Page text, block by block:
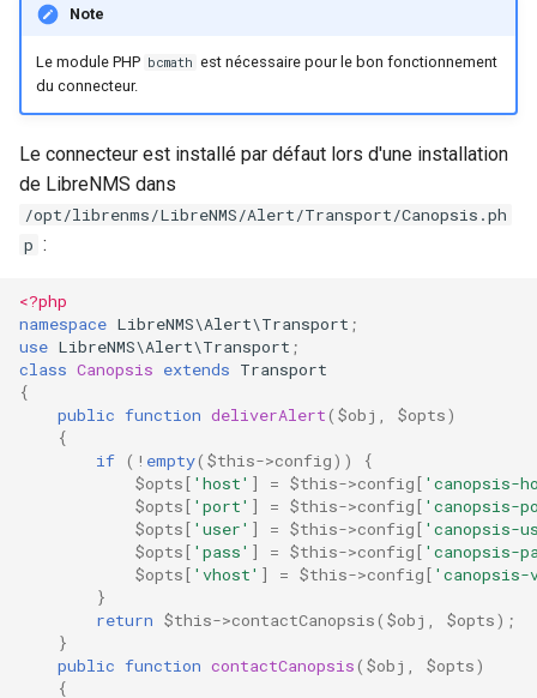
Gestion fixtures
suivant
Utilisateurs
Note
Le module PHP bcmath est nécessaire pour le bon fonctionnement
du connecteur.
Le connecteur est installé par défaut lors d'une installation
de LibreNMS dans
/opt/librenms/LibreNMS/Alert/Transport/Canopsis.ph
p :
<?php
namespace LibreNMS\Alert\Transport ;
use LibreNMS\Alert\Transport ;
class Canopsis extends Transport
{
public function deliverAlert( $obj , $opts)
{
if ( ! empty( $this->config))
{
$opts[ 'host' ] = $this->config[ 'canopsis-
$opts[ 'port' ] = $this->config[ 'canopsis-
$opts[ 'user' ] = $this->config[ 'canopsis-
$opts[ 'pass' ] = $this->config[ 'canopsis-
$opts[ 'vhost' ] = $this->config[ 'canopsis-
}
return $this->contactCanopsis( $obj , $opts);
}
public function contactCanopsis( $obj , $opts)
{